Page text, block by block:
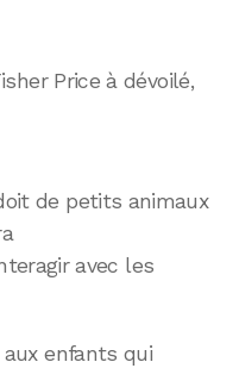
Price à dévoilé,
de petits animaux
avec les
enfants qui